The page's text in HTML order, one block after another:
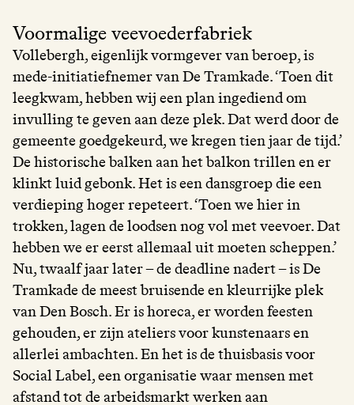
Voormalige veevoederfabriek
Vollebergh, eigenlijk vormgever van beroep, is
mede-initiatiefnemer van De Tramkade. ‘Toen dit
leegkwam, hebben wij een plan ingediend om
invulling te geven aan deze plek. Dat werd door de
gemeente goedgekeurd, we kregen tien jaar de tijd.’
De historische balken aan het balkon trillen en er
klinkt luid gebonk. Het is een dansgroep die een
verdieping hoger repeteert. ‘Toen we hier in
trokken, lagen de loodsen nog vol met veevoer. Dat
hebben we er eerst allemaal uit moeten scheppen.’
Nu, twaalf jaar later – de deadline nadert – is De
Tramkade de meest bruisende en kleurrijke plek
van Den Bosch. Er is horeca, er worden feesten
gehouden, er zijn ateliers voor kunstenaars en
allerlei ambachten. En het is de thuisbasis voor
Social Label, een organisatie waar mensen met
afstand tot de arbeidsmarkt werken aan